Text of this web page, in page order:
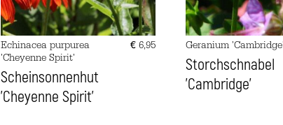
Echinacea purpurea
'Cheyenne Spirit'
€ 6,95
Scheinsonnenhut
'Cheyenne Spirit'
Geranium 'Cambridge'
Storchschnabel
'Cambridge'